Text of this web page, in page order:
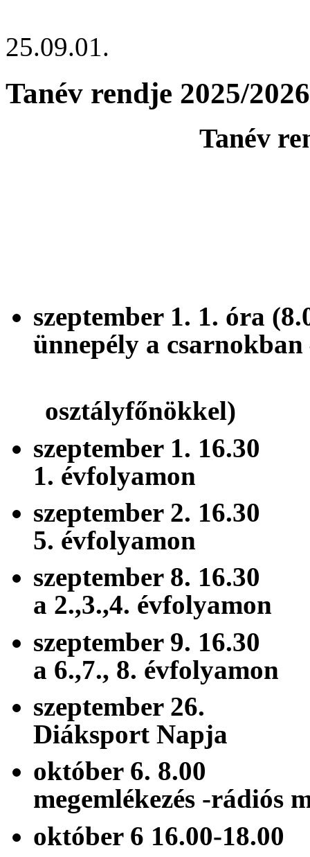
25.09.01.
Tanév rendje 2025/2026
Tanév
szeptember 1. 1.
ünnepély a
osztályfőnökkel)
szeptember 1.
1. évfolyamon
szeptember 2.
5. évfolyamon
szeptember 8.
a 2.,3.,4. évfolyamon
szeptember 9.
a 6.,7., 8. évfolyamon
szeptember
Diáksport Napja
október 6.
megemlékezés -
október 6